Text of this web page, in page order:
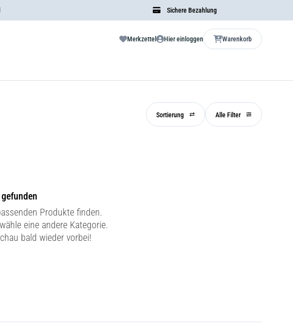
Sichere Bezahlung
Merkzettel Hier einloggen Warenkorb
Sortierung Alle Filter
Produkte finden.
eine andere Kategorie.
bald wieder vorbei!